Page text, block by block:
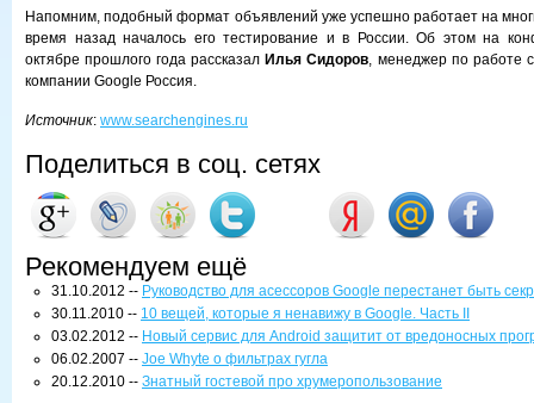
Напомним, подобный формат объявлений уже успешно работает на
время назад началось его тестирование и в России. Об этом на
октябре прошлого года рассказал Илья Сидоров, менеджер по работе
компании Google Россия.
Источник: www.searchengines.ru
Поделиться в соц. сетях
Рекомендуем ещё
31.10.2012 -- Руководство для асессоров Google перестанет быть
30.11.2010 -- 10 вещей, которые я ненавижу в Google. Часть II
03.02.2012 -- Новый сервис для Android защитит от вредоносных
06.02.2007 -- Joe Whyte о фильтрах гугла
20.12.2010 -- Знатный гостевой про хрумеропользование